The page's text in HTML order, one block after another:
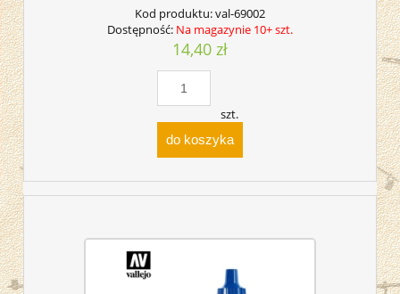
Kod produktu:val-69002
Dostępność: Na magazynie 10+ szt.
14,40 zł
szt.
do koszyka